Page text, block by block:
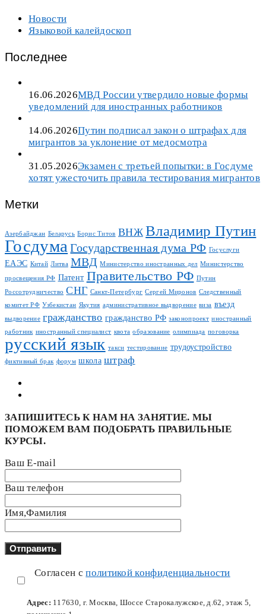
Новости
Языковой калейдоскоп
Последнее
16.06.2026МВД России утвердило новые формы
уведомлений для иностранных работников
14.06.2026Путин подписал закон о штрафах для
мигрантов за уклонение от медосмотра
31.05.2026Экзамен с третьей попытки: в Госдуме
хотят ужесточить правила тестирования мигрантов
Метки
Азербайджан Беларусь Борис Титов ВНЖ Владимир Путин
Госдума Государственная дума РФ Госуслуги
ЕАЭС Китай Литва МВД Министерство иностранных дел Министерство
просвещения РФ Патент Правительство РФ Путин
Россотрудничество СНГ Санкт-Петербург Сергей Миронов Следственный
комитет РФ Узбекистан Якутия административное выдворение виза въезд
выдворение гражданство гражданство РФ законопроект иностранный
работник иностранный специалист квота образование олимпиада поговорка
русский язык такси тестирование трудоустройство
фиктивный брак форум школа штраф
ЗАПИШИТЕСЬ К НАМ НА ЗАНЯТИЕ. МЫ
ПОМОЖЕМ ВАМ ПОДОБРАТЬ ПРАВИЛЬНЫЕ
КУРСЫ.
Ваш E-mail
Ваш телефон
Имя,Фамилия
Согласен сполитикой конфиденциальности
Адрес: 117630, г. Москва, Шоссе Старокалужское, д.62, этаж 5,